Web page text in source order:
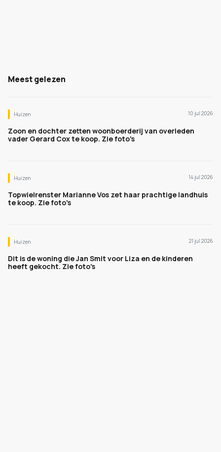
Meest gelezen
Huizen 10 jul 2026
Zoon en dochter zetten woonboerderij van overleden
vader Gerard Cox te koop. Zie foto's
Huizen 14 jul 2026
Topwielrenster Marianne Vos zet haar prachtige landhuis
te koop. Zie foto's
Huizen 21 jul 2026
Dit is de woning die Jan Smit voor Liza en de kinderen
heeft gekocht. Zie foto's